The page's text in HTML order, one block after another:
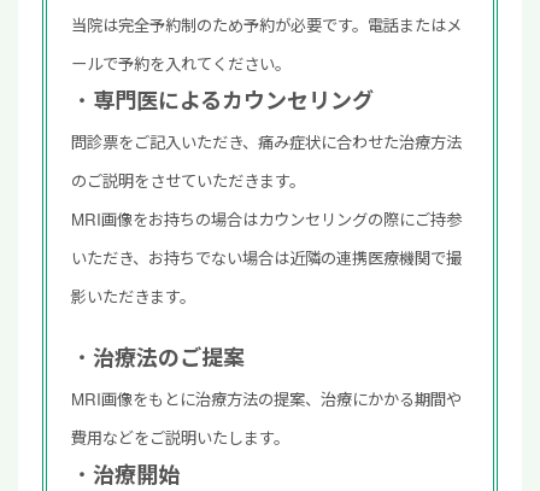
当院は完全予約制のため予約が必要です。電話またはメ
ールで予約を入れてください。
専門医によるカウンセリング
問診票をご記入いただき、痛み症状に合わせた治療方法
のご説明をさせていただきます。
MRI画像をお持ちの場合はカウンセリングの際にご持参
いただき、お持ちでない場合は近隣の連携医療機関で撮
影いただきます。
治療法のご提案
MRI画像をもとに治療方法の提案、治療にかかる期間や
費用などをご説明いたします。
治療開始